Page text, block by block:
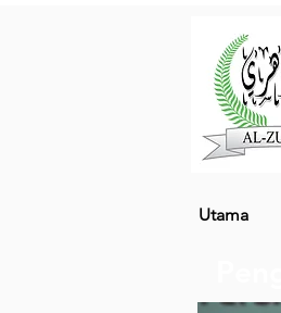
Utama